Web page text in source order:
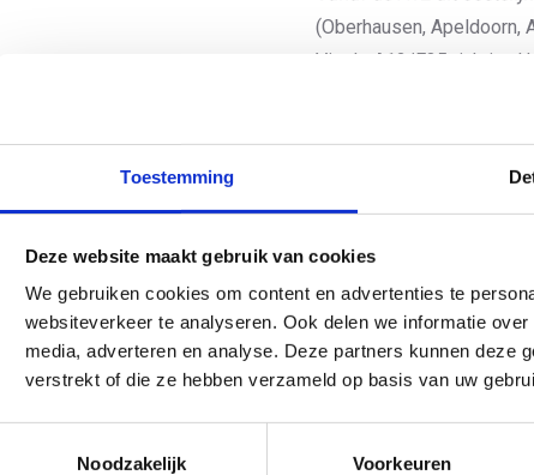
Toestemming
Deze website maakt gebruik van cookies
We gebruiken cookies om content en advertenties te
websiteverkeer te analyseren. Ook delen we informatie
media, adverteren en analyse. Deze partners kunnen deze
verstrekt of die ze hebben verzameld op basis van uw
Noodzakelijk
Voorkeuren
(Oberhausen, Apeldoorn,
Via de A12/E35 richting
linksaf richting Arnhem.
Vanaf de A50 uit
(Rotterdam, Breda,
Via de A50 richting
Den Haag. Dit is de
Oost. Sla bij de N224
afslag Papendal.
Vanaf de A50 uit de
Via de N224 richting